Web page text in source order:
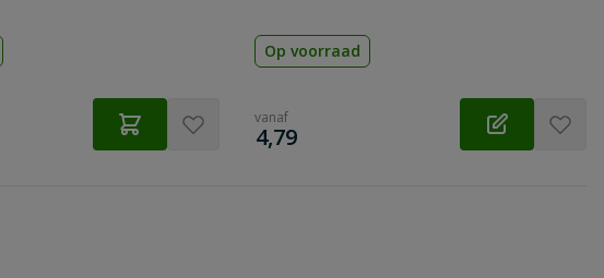
Op voorraad
vanaf
€
4,79